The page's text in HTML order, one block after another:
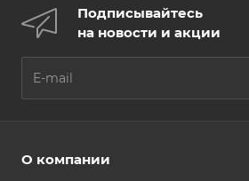
Подписывайтесь
на новости и акции
О компании